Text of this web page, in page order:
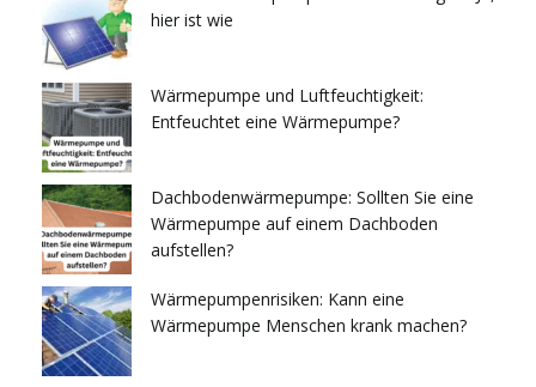
hier ist wie
Wärmepumpe und Luftfeuchtigkeit:
Entfeuchtet eine Wärmepumpe?
Dachbodenwärmepumpe: Sollten Sie eine
Wärmepumpe auf einem Dachboden
aufstellen?
Wärmepumpenrisiken: Kann eine
Wärmepumpe Menschen krank machen?